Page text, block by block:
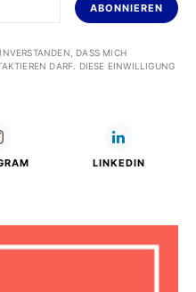
ABONNIEREN
DASS MICH
DARF. DIESE EINWILLIGUNG
LINKEDIN